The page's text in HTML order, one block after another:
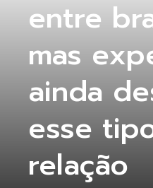
entre
mas
ainda
esse
relação